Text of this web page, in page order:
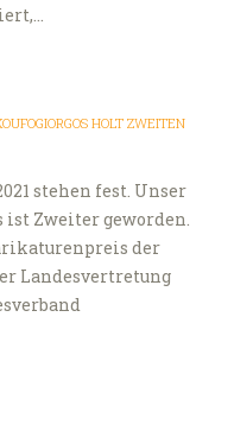
HOLT ZWEITEN
stehen fest. Unser
ist Zweiter geworden.
der
Landesvertretung